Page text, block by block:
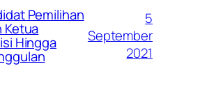
Pemilihan
Ketua
Hingga
5
September
2021